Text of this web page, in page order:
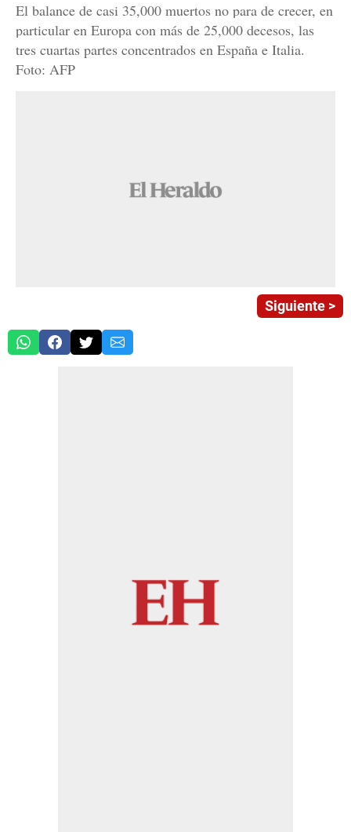
El balance de casi 35,000 muertos no para de crecer, en
particular en Europa con más de 25,000 decesos, las
tres cuartas partes concentrados en España e Italia.
Foto: AFP
Siguiente >